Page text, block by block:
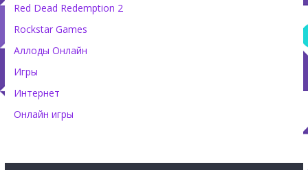
Red Dead Redemption 2
Rockstar Games
Аллоды Онлайн
Игры
Интернет
Онлайн игры